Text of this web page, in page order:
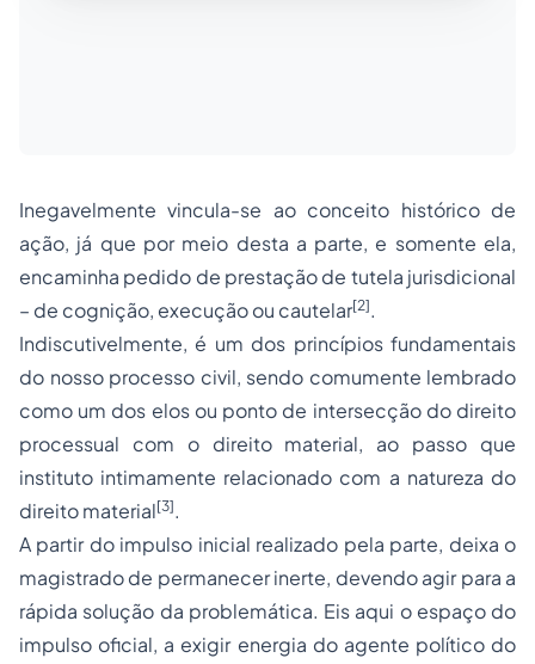
Inegavelmente vincula-se ao conceito histórico de
ação, já que por meio desta a parte, e somente ela,
encaminha pedido de prestação de tutela jurisdicional
– de cognição, execução ou cautelar[2].
Indiscutivelmente, é um dos princípios fundamentais
do nosso processo civil, sendo comumente lembrado
como um dos elos ou ponto de intersecção do direito
processual com o direito material, ao passo que
instituto intimamente relacionado com a natureza do
direito material[3].
A partir do impulso inicial realizado pela parte, deixa o
magistrado de permanecer inerte, devendo agir para a
rápida solução da problemática. Eis aqui o espaço do
impulso oficial, a exigir energia do agente políticodo